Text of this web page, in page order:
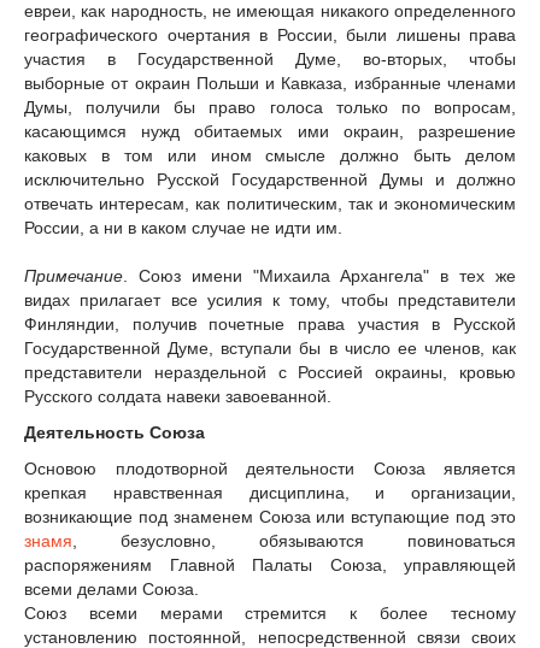
евреи, как народность, не имеющая никакого определенного
географического очертания в России, были лишены права
участия в Государственной Думе, во-вторых, чтобы
выборные от окраин Польши и Кавказа, избранные членами
Думы, получили бы право голоса только по вопросам,
касающимся нужд обитаемых ими окраин, разрешение
каковых в том или ином смысле должно быть делом
исключительно Русской Государственной Думы и должно
отвечать интересам, как политическим, так и экономическим
России, а ни в каком случае не идти им.
Примечание . Союз имени "Михаила Архангела" в тех же
видах прилагает все усилия к тому, чтобы представители
Финляндии, получив почетные права участия в Русской
Государственной Думе, вступали бы в число ее членов, как
представители нераздельной с Россией окраины, кровью
Русского солдата навеки завоеванной.
Деятельность Союза
Основою плодотворной деятельности Союза является
крепкая нравственная дисциплина, и организации,
возникающие под знаменем Союза или вступающие под это
знамя , безусловно, обязываются повиноваться
распоряжениям Главной Палаты Союза, управляющей
всеми делами Союза.
Союз всеми мерами стремится к более тесному
установлению постоянной, непосредственной связи своих